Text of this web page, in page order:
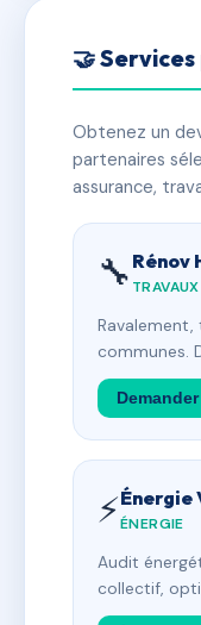
🤝
Obtenez un
partenaires
assurance,
🔧 Rénov
communes.
⚡Énergie
ÉNERGIE
Audit
collectif,